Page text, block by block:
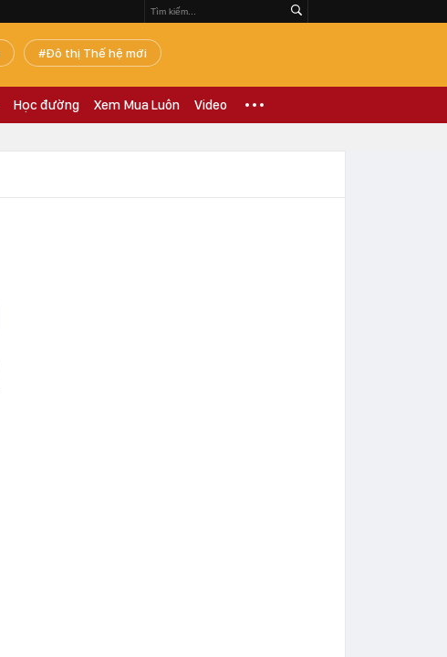
Đô thị Thế hệ mới
Học đường Xem Mua Luôn Video